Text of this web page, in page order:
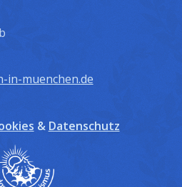
in-muenchen.de
& Datenschutz